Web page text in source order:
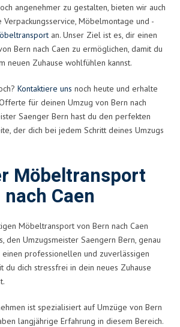
angenehmer zu gestalten, bieten wir auch
Möbelmontage und -
an. Unser Ziel ist es, dir einen
Bern nach Caen zu ermöglichen, damit du
neuen Zuhause wohlfühlen kannst.
Kontaktiere uns noch heute und erhalte
für deinen Umzug von Bern nach
Saenger Bern hast du den perfekten
der dich bei jedem Schritt deines Umzugs
Möbeltransport
Caen
Möbeltransport von Bern nach Caen
den Umzugsmeister Saengern Bern, genau
professionellen und zuverlässigen
du dich stressfrei in dein neues Zuhause
ist spezialisiert auf Umzüge von Bern
langjährige Erfahrung in diesem Bereich.